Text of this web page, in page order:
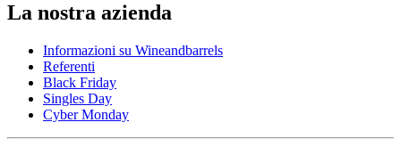
La nostra azienda
Informazioni su Wineandbarrels
Referenti
Black Friday
Singles Day
Cyber Monday